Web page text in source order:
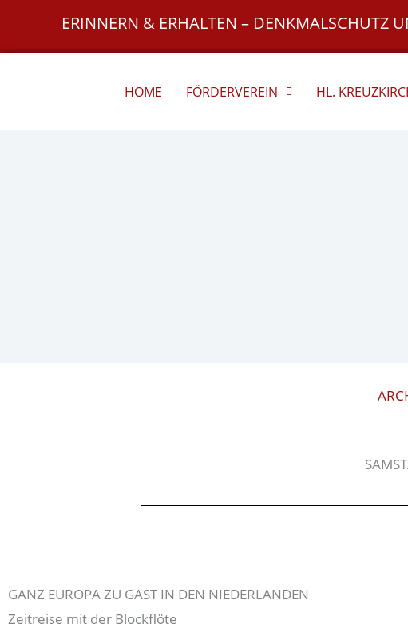
ERINNERN & ERHALTEN – DENKMALSCHUTZ
HOME FÖRDERVEREIN HL.
GANZ EUROPA ZU GAST IN DEN NIEDERLANDEN
Zeitreise mit der Blockflöte